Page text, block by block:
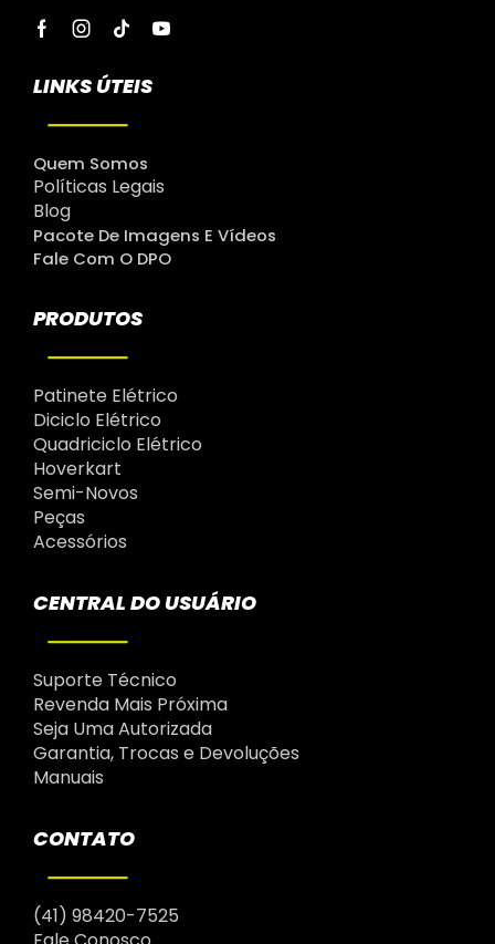
LINKS ÚTEIS
Quem Somos
Políticas Legais
Blog
Pacote De Imagens E Vídeos
Fale Com O DPO
PRODUTOS
Patinete Elétrico
Diciclo Elétrico
Quadriciclo Elétrico
Hoverkart
Semi-Novos
Peças
Acessórios
CENTRAL DO USUÁRIO
Suporte Técnico
Revenda Mais Próxima
Seja Uma Autorizada
Garantia, Trocas e Devoluções
Manuais
CONTATO
(41) 98420-7525